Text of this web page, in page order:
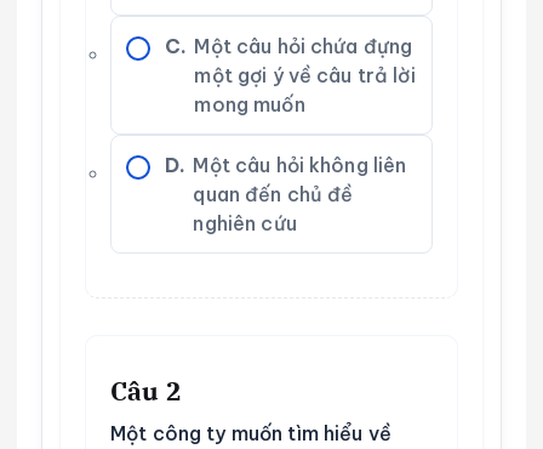
C. Một câu hỏi chứa đựng
một gợi ý về câu trả lời
mong muốn
D. Một câu hỏi không liên
quan đến chủ đề
nghiên cứu
Câu 2
Một công ty muốn tìm hiểu về